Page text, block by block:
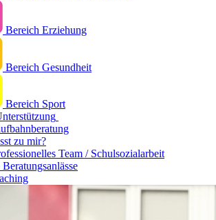
Bereich Erziehung
Bereich Gesundheit
Bereich Sport
zu mir?
Team / Schulsozialarbeit